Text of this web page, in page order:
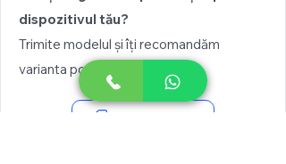
dispozitivul tău?
Trimite modelul și îți recomandăm
varianta potrivită